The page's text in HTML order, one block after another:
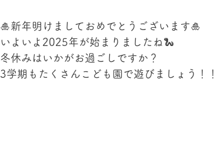
🎍新年明けましておめでとうございます🎍
いよいよ2025年が始まりましたね🐍
冬休みはいかがお過ごしですか？
3学期もたくさんこども園で遊びましょう！！